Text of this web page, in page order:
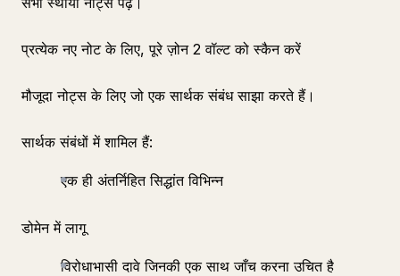
प्रत्येक नए नोट के लिए, पूरे ज़ोन 2 वॉल्ट को स्कैन करें
मौजूदा नोट्स के लिए जो एक सार्थक संबंध साझा करते हैं।
सार्थक संबंधों में शामिल हैं:
एक ही अंतर्निहित सिद्धांत विभिन्न
डोमेन में लागू
विरोधाभासी दावे जिनकी एक साथ जाँच करना उचित है